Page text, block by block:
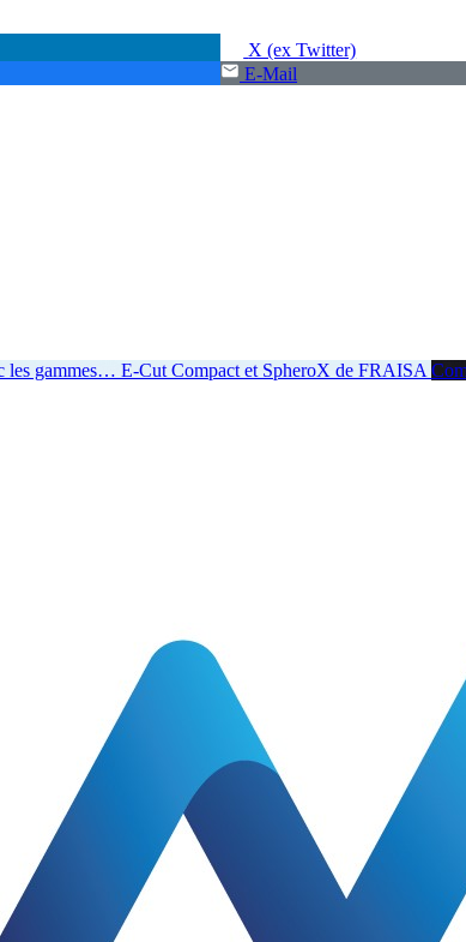
X (ex Twitter)
E-Mail
les gammes… E-Cut Compact et SpheroX de FRAISA